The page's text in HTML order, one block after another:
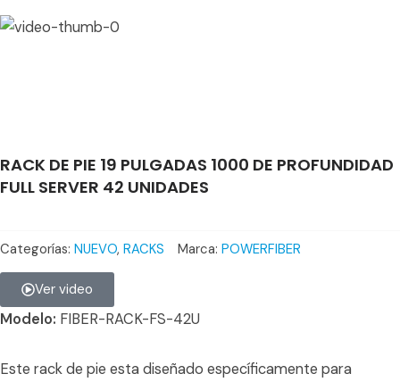
RACK DE PIE 19 PULGADAS 1000 DE PROFUNDIDAD
FULL SERVER 42 UNIDADES
Categorías: NUEVO, RACKS Marca: POWERFIBER
Ver video
Modelo: FIBER-RACK-FS-42U
Este rack de pie esta diseñado específicamente para